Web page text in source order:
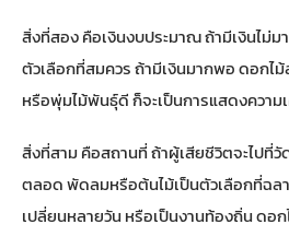
สิ่งที่สอง คือเงินงบประมาณ ถ้ามีเงินไม่
ตัวเลือกที่สมควร ถ้ามีเงินมากพอ ดอกไ
หรือพุ่มไม้พันธุ์ดี ก็จะเป็นการแสดงความ
สิ่งที่สาม คือสถานที่ ถ้าผู้เสียชีวิตจะไปที่วั
ตลอด พัดลมหรือต้นไม้เป็นตัวเลือกที่ฉ
เปลี่ยนหลายวัน หรือเป็นงานท้องถิ่น ดอ